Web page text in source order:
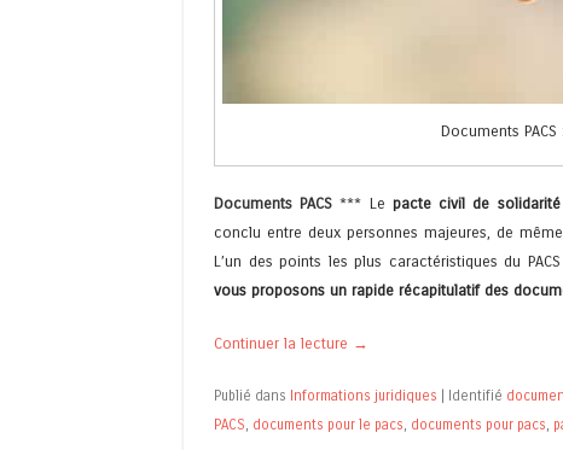
Documents
Documents PACS *** Le pacte civil de solidarité
conclu entre deux personnes majeures, de
L’un des points les plus caractéristiques du
vous proposons un rapide récapitulatif des
Continuer la lecture →
Publié dans Informations juridiques | Identifié
PACS, documents pour le pacs, documents pour pacs,